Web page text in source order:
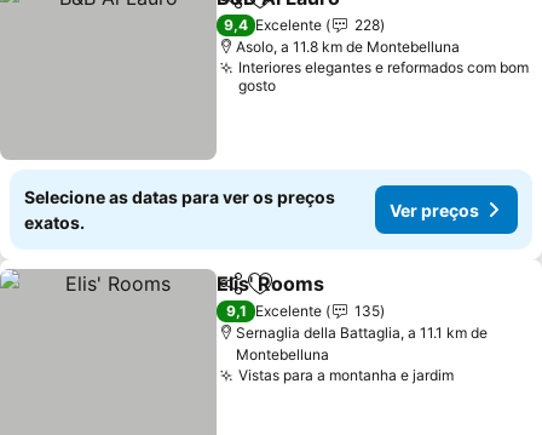
PartilharAdicionar aos favoritos
9,4 Excelente
228
Asolo, a 11.8 km de Montebelluna
Interiores elegantes e reformados com bom
gosto
Selecione as datas para ver os preços
exatos.
Ver preços
PartilharAdicionar aos favoritos
Elis' Rooms
9,1 Excelente
135
Sernaglia della Battaglia, a 11.1 km de
Montebelluna
Vistas para a montanha e jardimVer